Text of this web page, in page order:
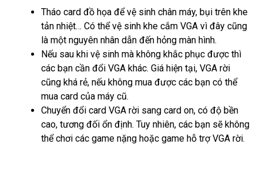
Tháo card đồ họa để vệ sinh chân máy, bụi trên khe
tản nhiệt… Có thể vệ sinh khe cắm VGA vì đây cũng
là một nguyên nhân dẫn đến hỏng màn hình.
Nếu sau khi vệ sinh mà không khắc phục được thì
các bạn cần đổi VGA khác. Giá hiện tại, VGA rời
cũng khá rẻ, nếu không mua được các bạn có thể
mua card của máy cũ.
Chuyển đổi card VGA rời sang card on, có độ bền
cao, tương đối ổn định. Tuy nhiên, các bạn sẽ không
thể chơi các game nặng hoặc game hỗ trợ VGA rời.